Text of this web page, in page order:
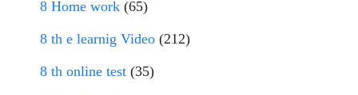
8 Home work (65)
8 th e learnig Video (212)
8 th online test (35)